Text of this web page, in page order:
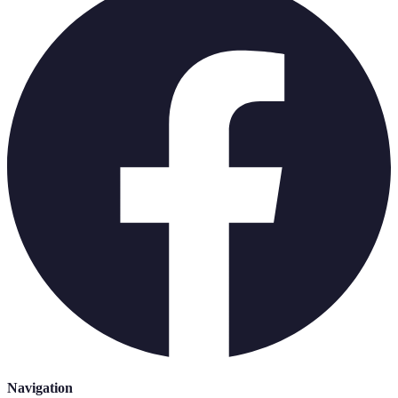
Navigation